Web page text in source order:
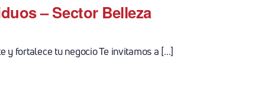
– Sector Belleza
y fortalece tu negocio Te invitamos a [...]